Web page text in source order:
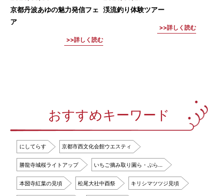
京都丹波あゆの魅力発信フェ
ア
詳しく読む
渓流釣り体験ツアー
詳しく読む
おすすめキーワード
にしてらす 京都市西文化会館ウエスティ
勝龍寺城桜ライトアップ いちご摘み取り園ら・ぷら…
本圀寺紅葉の見頃 松尾大社中酉祭 キリシマツツジ見頃